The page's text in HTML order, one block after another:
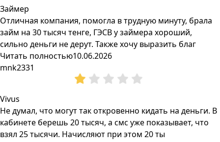
Займер
Отличная компания, помогла в трудную минуту, брала
займ на 30 тысяч тенге, ГЭСВ у займера хороший,
сильно деньги не дерут. Также хочу выразить благ
Читать полностью10.06.2026
mnk2331
Vivus
Не думал, что могут так откровенно кидать на деньги. В
кабинете берешь 20 тысяч, а смс уже показывает, что
взял 25 тысячи. Начисляют при этом 20 ты